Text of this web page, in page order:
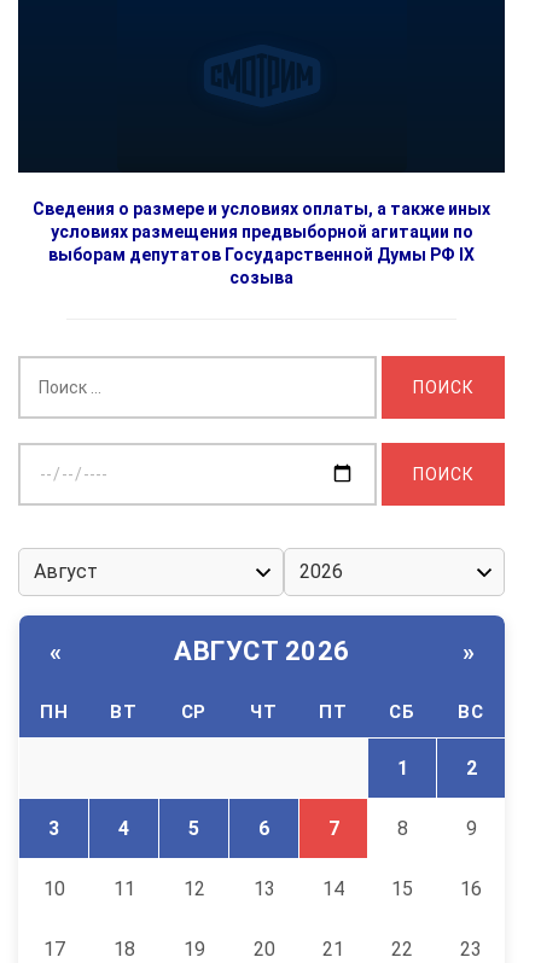
Сведения о размере и условиях оплаты, а также иных
условиях размещения предвыборной агитации по
выборам депутатов Государственной Думы РФ IX
созыва
дату:
« АВГУСТ 2026 »
ПН ВТ СР ЧТ ПТ СБ ВС
1 2
3 4 5 6 7 8 9
10 11 12 13 14 15 16
17 18 19 20 21 22 23